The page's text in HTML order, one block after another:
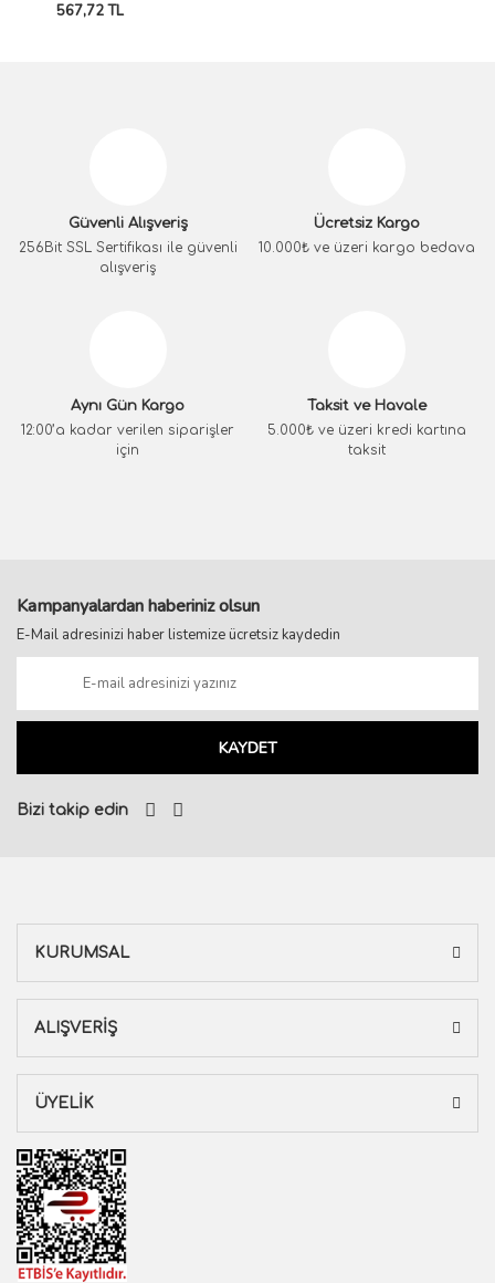
567,72 TL
Güvenli Alışveriş
256Bit SSL Sertifikası ile güvenli
alışveriş
Ücretsiz Kargo
10.000₺ ve üzeri kargo bedava
Aynı Gün Kargo
12:00’a kadar verilen siparişler
için
Taksit ve Havale
5.000₺ ve üzeri kredi kartına
taksit
Kampanyalardan haberiniz olsun
E-Mail adresinizi haber listemize ücretsiz kaydedin
KAYDET
Bizi takip edin
KURUMSAL
ALIŞVERİŞ
ÜYELİK